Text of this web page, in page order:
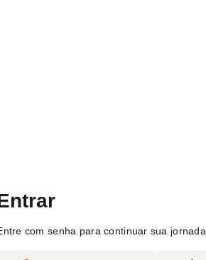
com senha para continuar sua jornada